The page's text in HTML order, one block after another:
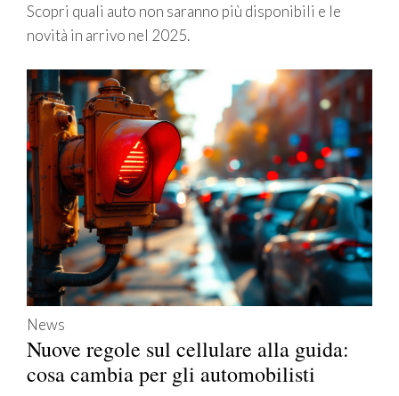
Scopri quali auto non saranno più disponibili e le
novità in arrivo nel 2025.
News
Nuove regole sul cellulare alla guida:
cosa cambia per gli automobilisti